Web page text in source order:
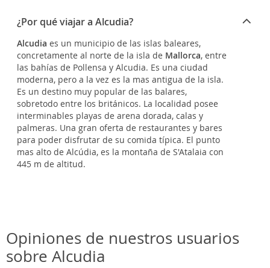
¿Por qué viajar a Alcudia?
Alcudia es un municipio de las islas baleares,
concretamente al norte de la isla de Mallorca, entre
las bahías de Pollensa y Alcudia. Es una ciudad
moderna, pero a la vez es la mas antigua de la isla.
Es un destino muy popular de las balares,
sobretodo entre los británicos. La localidad posee
interminables playas de arena dorada, calas y
palmeras. Una gran oferta de restaurantes y bares
para poder disfrutar de su comida típica. El punto
mas alto de Alcúdia, es la montaña de S'Atalaia con
445 m de altitud.
Opiniones de nuestros usuarios
sobre Alcudia